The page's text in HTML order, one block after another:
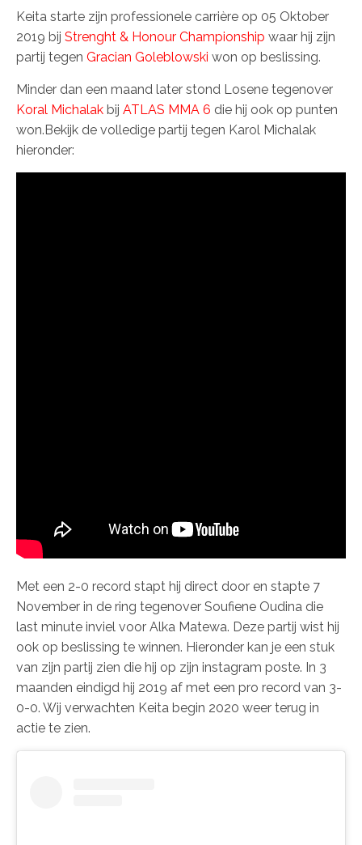
Keita starte zijn professionele carrière op 05 Oktober
2019 bij Strenght & Honour Championship waar hij zijn
partij tegen Gracian Goleblowski won op beslissing.
Minder dan een maand later stond Losene tegenover
Koral Michalak bij ATLAS MMA 6 die hij ook op punten
won.Bekijk de volledige partij tegen Karol Michalak
hieronder:
Met een 2-0 record stapt hij direct door en stapte 7
November in de ring tegenover Soufiene Oudina die
last minute inviel voor Alka Matewa. Deze partij wist hij
ook op beslissing te winnen. Hieronder kan je een stuk
van zijn partij zien die hij op zijn instagram poste. In 3
maanden eindigd hij 2019 af met een pro record van 3-
0-0. Wij verwachten Keita begin 2020 weer terug in
actie te zien.